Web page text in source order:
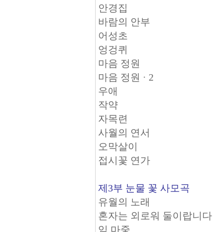
안경집
바람의 안부
어성초
엉겅퀴
마음 정원
마음 정원 · 2
우애
작약
자목련
사월의 연서
오막살이
접시꽃 연가
제3부 눈물 꽃 사모곡
유월의 노래
​혼자는 외로워 둘이랍니다
임 마중